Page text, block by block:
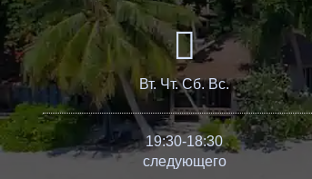
Вт. Чт. Сб. Вс.
19:30-18:30
следующего